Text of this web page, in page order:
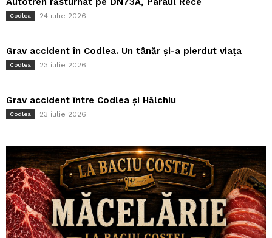
Codlea 24 iulie 2026
Grav accident în Codlea. Un tânăr și-a pierdut viața
Codlea 23 iulie 2026
Grav accident între Codlea și Hălchiu
Codlea 23 iulie 2026